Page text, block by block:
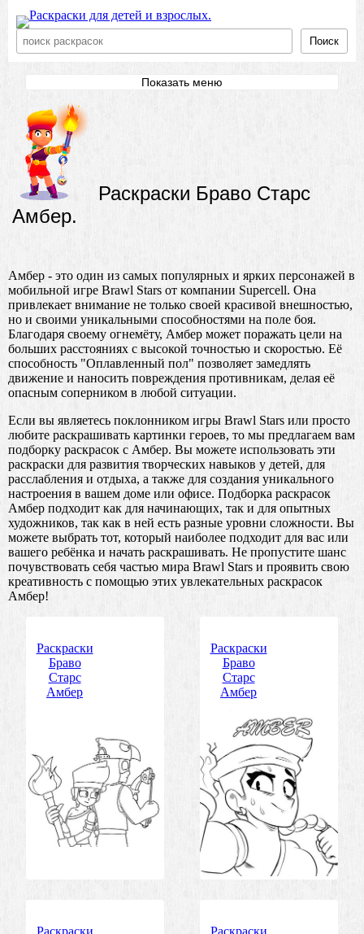
Поиск
Показать меню
Раскраски Браво Старс
Амбер.
Амбер - это один из самых популярных и ярких персонажей в
мобильной игре Brawl Stars от компании Supercell. Она
привлекает внимание не только своей красивой внешностью,
но и своими уникальными способностями на поле боя.
Благодаря своему огнемёту, Амбер может поражать цели на
больших расстояниях с высокой точностью и скоростью. Её
способность "Оплавленный пол" позволяет замедлять
движение и наносить повреждения противникам, делая её
опасным соперником в любой ситуации.
Если вы являетесь поклонником игры Brawl Stars или просто
любите раскрашивать картинки героев, то мы предлагаем вам
подборку раскрасок с Амбер. Вы можете использовать эти
раскраски для развития творческих навыков у детей, для
расслабления и отдыха, а также для создания уникального
настроения в вашем доме или офисе. Подборка раскрасок
Амбер подходит как для начинающих, так и для опытных
художников, так как в ней есть разные уровни сложности. Вы
можете выбрать тот, который наиболее подходит для вас или
вашего ребёнка и начать раскрашивать. Не пропустите шанс
почувствовать себя частью мира Brawl Stars и проявить свою
креативность с помощью этих увлекательных раскрасок
Амбер!
Раскраски
Браво
Старс
Амбер
Раскраски
Браво
Старс
Амбер